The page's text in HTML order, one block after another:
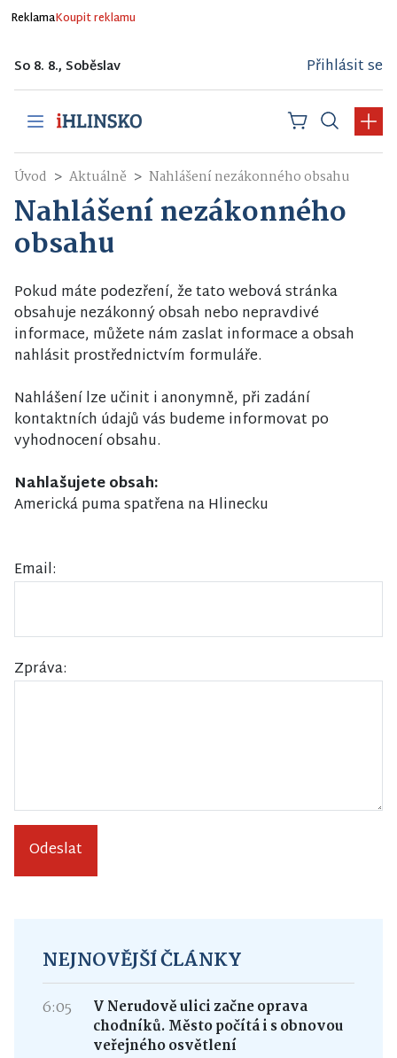
ReklamaKoupit reklamu
So 8. 8., Soběslav Přihlásit se
Úvod Aktuálně Nahlášení nezákonného obsahu
Nahlášení nezákonného
obsahu
Pokud máte podezření, že tato webová stránka
obsahuje nezákonný obsah nebo nepravdivé
informace, můžete nám zaslat informace a obsah
nahlásit prostřednictvím formuláře.
Nahlášení lze učinit i anonymně, při zadání
kontaktních údajů vás budeme informovat po
vyhodnocení obsahu.
Nahlašujete obsah:
Americká puma spatřena na Hlinecku
Email:
Zpráva:
Odeslat
NEJNOVĚJŠÍ ČLÁNKY
6:05
V Nerudově ulici začne oprava
chodníků. Město počítá i s obnovou
veřejného osvětlení